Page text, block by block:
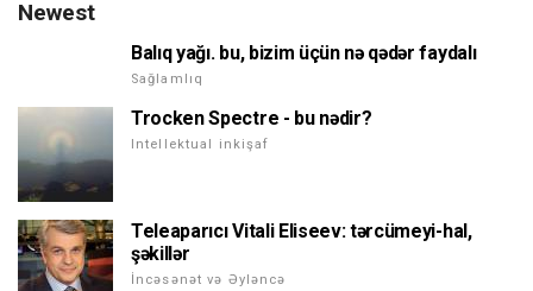
Newest
Balıq yağı. bu, bizim üçün nə qədər faydalı
Sağlamlıq
Trocken Spectre - bu nədir?
Intellektual inkişaf
Teleaparıcı Vitali Eliseev: tərcümeyi-hal,
şəkillər
İncəsənət və Əyləncə